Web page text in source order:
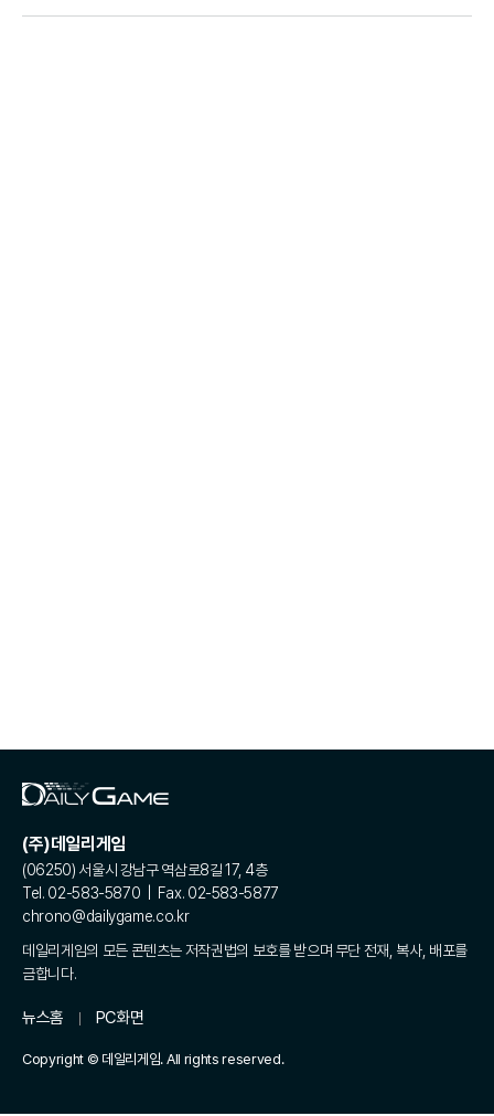
(주)데일리게임
(06250) 서울시 강남구 역삼로8길 17, 4층
Tel. 02-583-5870 | Fax. 02-583-5877
chrono@dailygame.co.kr
데일리게임의 모든 콘텐츠는 저작권법의 보호를 받으며 무단 전재, 복사, 배포를
금합니다.
뉴스홈 PC화면
Copyright © 데일리게임. All rights reserved.